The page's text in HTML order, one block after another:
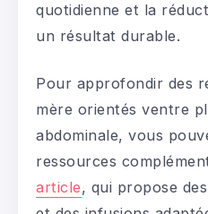
quotidienne et la
un résultat durable.
Pour approfondir des
mère orientés ventre
abdominale, vous
ressources
article, qui propose